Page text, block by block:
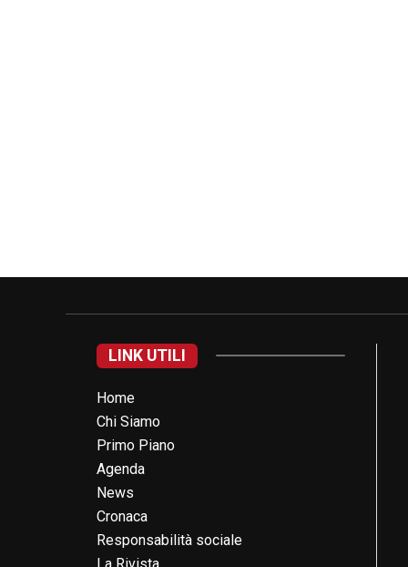
LINK UTILI
Home
Chi Siamo
Primo Piano
Agenda
News
Cronaca
Responsabilità sociale